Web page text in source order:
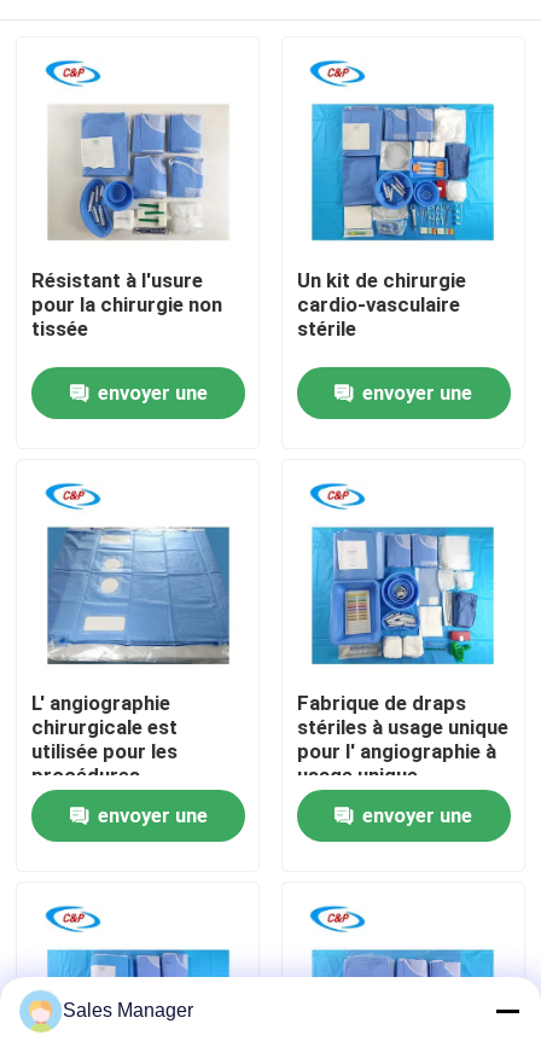
À la maison
Produits
Vidéos
Le spectacle VR
À propos de nous
Visite de l'usine
Contrôle de la qualité
Nouvelles
Les affaires
Résistant à l'usure
pour la chirurgie non
tissée
envoyer une
Un kit de chirurgie
cardio-vasculaire
stérile
envoyer une
L' angiographie
chirurgicale est
utilisée pour les
procédures
angiographiques.
envoyer une
Fabrique de draps
stériles à usage unique
pour l' angiographie à
usage unique
envoyer une
Sales Manager